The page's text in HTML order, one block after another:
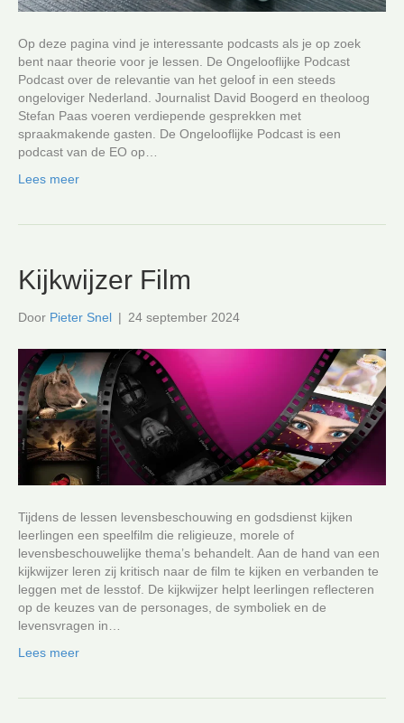
Op deze pagina vind je interessante podcasts als je op zoek
bent naar theorie voor je lessen. De Ongelooflijke Podcast
Podcast over de relevantie van het geloof in een steeds
ongeloviger Nederland. Journalist David Boogerd en theoloog
Stefan Paas voeren verdiepende gesprekken met
spraakmakende gasten. De Ongelooflijke Podcast is een
podcast van de EO op…
Lees meer
Kijkwijzer Film
Door Pieter Snel | 24 september 2024
Tijdens de lessen levensbeschouwing en godsdienst kijken
leerlingen een speelfilm die religieuze, morele of
levensbeschouwelijke thema’s behandelt. Aan de hand van een
kijkwijzer leren zij kritisch naar de film te kijken en verbanden te
leggen met de lesstof. De kijkwijzer helpt leerlingen reflecteren
op de keuzes van de personages, de symboliek en de
levensvragen in…
Lees meer